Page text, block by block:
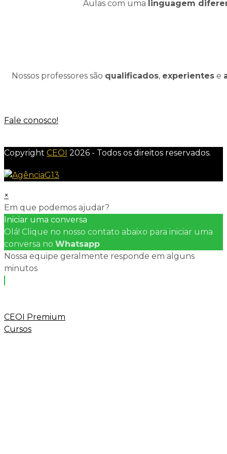
Aulas com uma linguagem
Nossos professores são qualificados, experientese
Fale conosco!
Copyright CEOI 2026 - Todos os direitos reservados.
×
Em que podemos ajudar?
Iniciar uma conversa
Olá! Clique no nosso contato abaixo para iniciar uma
conversa no Whatsapp
Nossa equipe geralmente responde em alguns
minutos
CEOI Premium
Cursos